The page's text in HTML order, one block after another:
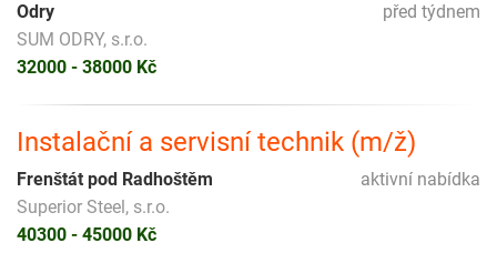
před týdnem
Odry
SUM ODRY, s.r.o.
32000 - 38000 Kč
Instalační a servisní technik (m/ž)
aktivní nabídka
Frenštát pod Radhoštěm
Superior Steel, s.r.o.
40300 - 45000 Kč